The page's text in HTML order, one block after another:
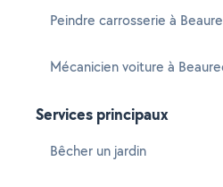
Peindre carrosserie à
Mécanicien voiture à
Services principaux
Bêcher un jardin